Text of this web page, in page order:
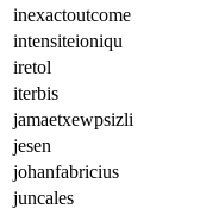
inexactoutcome
intensiteioniqu
iretol
iterbis
jamaetxewpsizli
jesen
johanfabricius
juncales